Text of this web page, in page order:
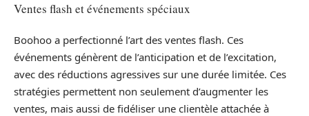
Ventes flash et événements spéciaux
Boohoo a perfectionné l’art des ventes flash. Ces
événements génèrent de l’anticipation et de l’excitation,
avec des réductions agressives sur une durée limitée. Ces
stratégies permettent non seulement d’augmenter les
ventes, mais aussi de fidéliser une clientèle attachée à